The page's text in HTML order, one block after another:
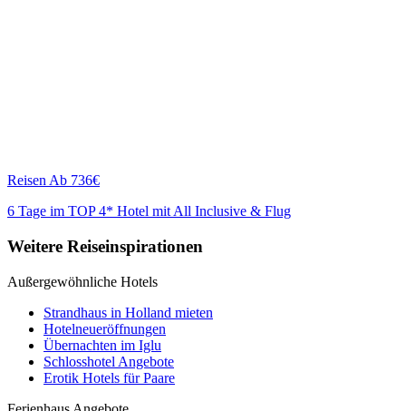
Reisen Ab 736€
6 Tage im TOP 4* Hotel mit All Inclusive & Flug
Weitere Reiseinspirationen
Außergewöhnliche Hotels
Strandhaus in Holland mieten
Hotelneueröffnungen
Übernachten im Iglu
Schlosshotel Angebote
Erotik Hotels für Paare